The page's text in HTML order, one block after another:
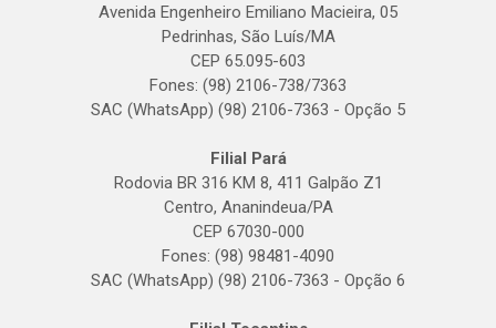
Avenida Engenheiro Emiliano Macieira, 05
Pedrinhas, São Luís/MA
CEP 65.095-603
Fones: (98) 2106-738/7363
SAC (WhatsApp) (98) 2106-7363 - Opção 5
Filial Pará
Rodovia BR 316 KM 8, 411 Galpão Z1
Centro, Ananindeua/PA
CEP 67030-000
Fones: (98) 98481-4090
SAC (WhatsApp) (98) 2106-7363 - Opção 6